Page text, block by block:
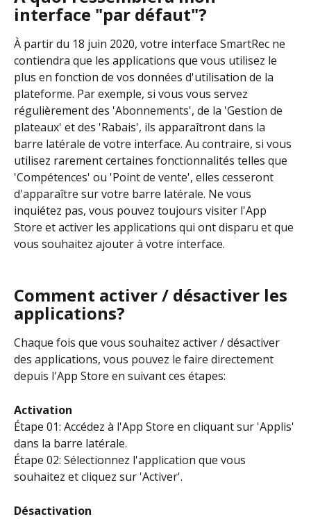
interface "par défaut"?
À partir du 18 juin 2020, votre interface SmartRec ne
contiendra que les applications que vous utilisez le
plus en fonction de vos données d'utilisation de la
plateforme. Par exemple, si vous vous servez
régulièrement des 'Abonnements', de la 'Gestion de
plateaux' et des 'Rabais', ils apparaîtront dans la
barre latérale de votre interface. Au contraire, si vous
utilisez rarement certaines fonctionnalités telles que
'Compétences' ou 'Point de vente', elles cesseront
d'apparaître sur votre barre latérale. Ne vous
inquiétez pas, vous pouvez toujours visiter l'App
Store et activer les applications qui ont disparu et que
vous souhaitez ajouter à votre interface.
Comment activer / désactiver les
applications?
Chaque fois que vous souhaitez activer / désactiver
des applications, vous pouvez le faire directement
depuis l'App Store en suivant ces étapes:
Activation
Étape 01: Accédez à l'App Store en cliquant sur 'Applis'
dans la barre latérale.
Étape 02: Sélectionnez l'application que vous
souhaitez et cliquez sur 'Activer'.
Désactivation